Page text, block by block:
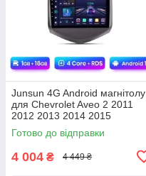
Junsun 4G Android магнітолу
для Chevrolet Aveo 2 2011
2012 2013 2014 2015
Готово до відправки
4 004 ₴ 4 449 ₴